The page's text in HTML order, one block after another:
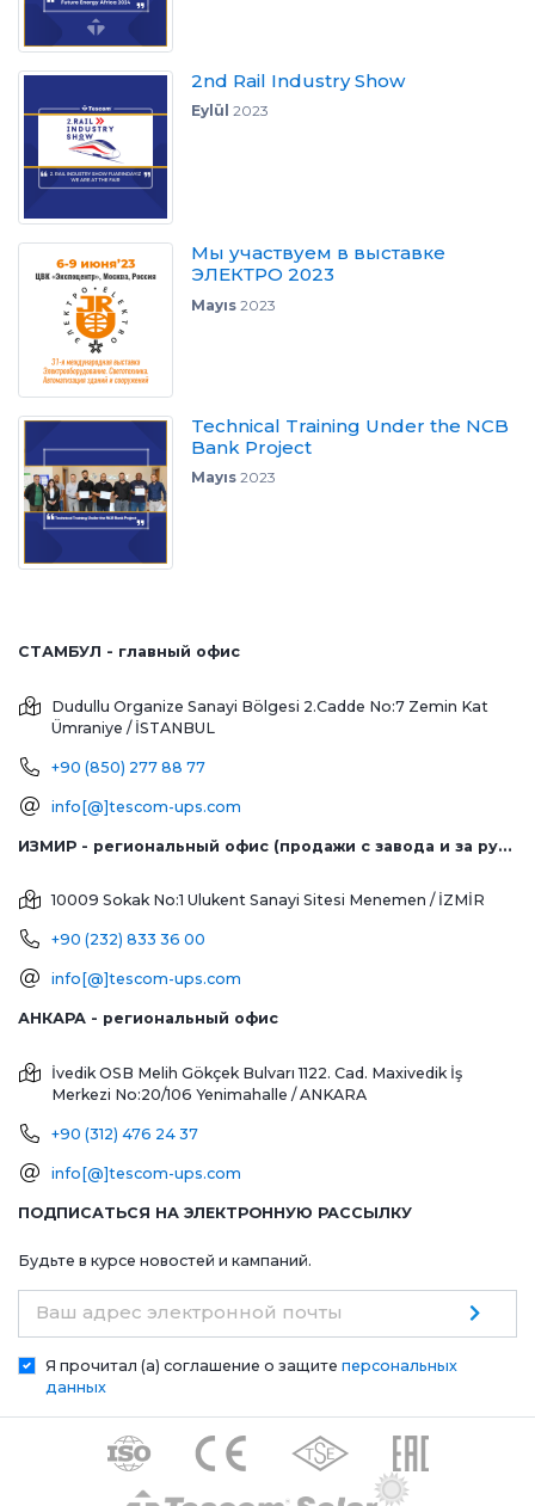
2nd Rail Industry Show
Eylül 2023
Мы участвуем в выставке
ЭЛЕКТРО 2023
Mayıs2023
Technical Training Under the NCB
Bank Project
Mayıs2023
СТАМБУЛ - главный офис
Dudullu Organize Sanayi Bölgesi 2.Cadde No:7 Zemin Kat
Ümraniye / İSTANBUL
+90 (850) 277 88 77
info[@]tescom-ups.com
ИЗМИР - региональный офис (продажи с завода и за рубеж)
10009 Sokak No:1 Ulukent Sanayi Sitesi Menemen / İZMİR
+90 (232) 833 36 00
info[@]tescom-ups.com
АНКАРА - региональный офис
İvedik OSB Melih Gökçek Bulvarı 1122. Cad. Maxivedik İş
Merkezi No:20/106 Yenimahalle / ANKARA
+90 (312) 476 24 37
info[@]tescom-ups.com
ПОДПИСАТЬСЯ НА ЭЛЕКТРОННУЮ РАССЫЛКУ
Будьте в курсе новостей и кампаний.
Ваш адрес электронной почты
Я прочитал (а) соглашение о защите персональных
данных